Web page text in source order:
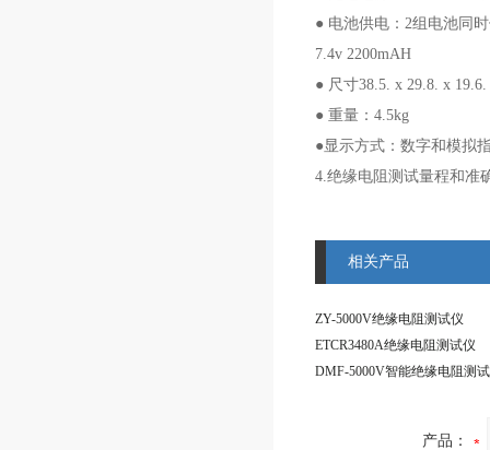
● 电池供电：2组电池同
7.4v 2200mAH
● 尺寸38.5. x 29.8. x 19.6.
● 重量：4.5kg
●显示方式：数字和模拟
4.绝缘电阻测试量程和准
相关产品
ZY-5000V绝缘电阻测试仪
ETCR3480A绝缘电阻测试仪
DMF-5000V智能绝缘电阻测
产品：